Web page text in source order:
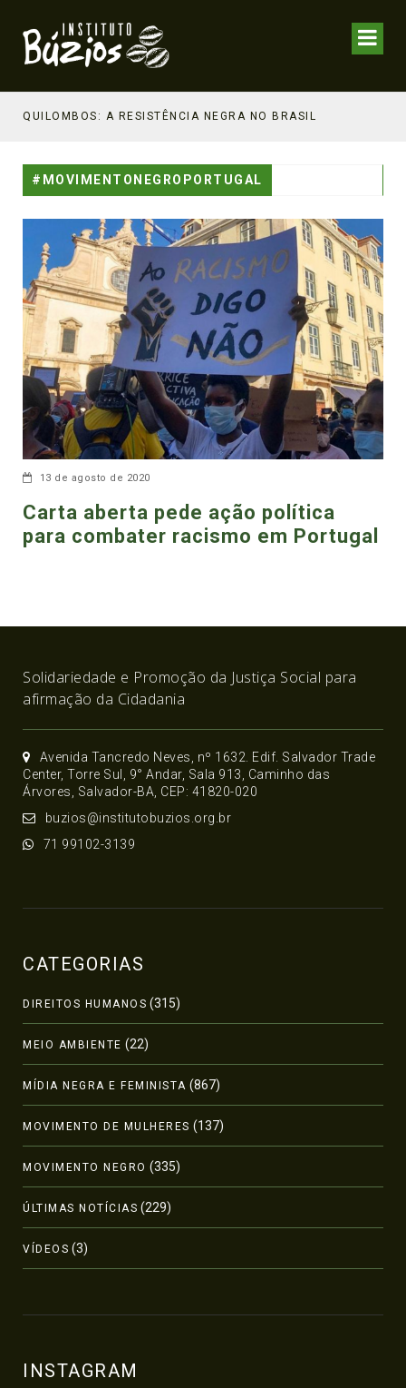
QUILOMBOS: A RESISTÊNCIA NEGRA NO BRASIL
#MOVIMENTONEGROPORTUGAL
13 de agosto de 2020
Carta aberta pede ação política
para combater racismo em Portugal
Solidariedade e Promoção da Justiça Social para
afirmação da Cidadania
Avenida Tancredo Neves, nº 1632. Edif. Salvador Trade
Center, Torre Sul, 9° Andar, Sala 913, Caminho das
Árvores, Salvador-BA, CEP: 41820-020
buzios@institutobuzios.org.br
71 99102-3139
CATEGORIAS
DIREITOS HUMANOS (315)
MEIO AMBIENTE (22)
MÍDIA NEGRA E FEMINISTA (867)
MOVIMENTO DE MULHERES (137)
MOVIMENTO NEGRO (335)
ÚLTIMAS NOTÍCIAS (229)
VÍDEOS (3)
INSTAGRAM